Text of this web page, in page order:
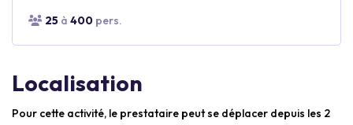
25 à 400 pers.
Localisation
Pour cette activité, le prestataire peut se déplacer depuis les 2